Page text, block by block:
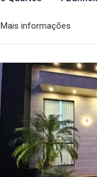
Mais informações